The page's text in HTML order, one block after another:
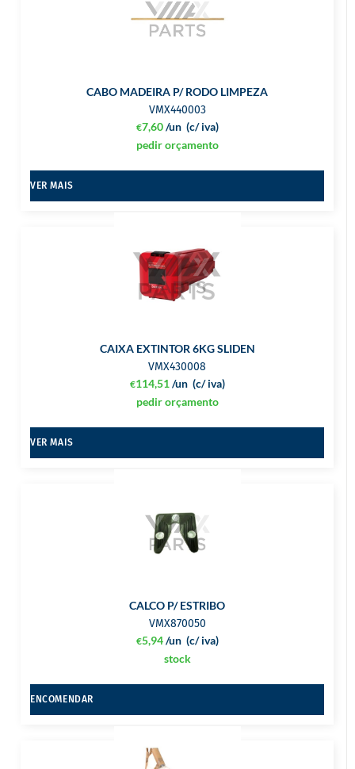
CABO MADEIRA P/ RODO LIMPEZA
VMX440003
€7,60 (c/ iva)
/un
pedir orçamento
VER MAIS
CAIXA EXTINTOR 6KG SLIDEN
VMX430008
€114,51 (c/ iva)
/un
pedir orçamento
VER MAIS
CALCO P/ ESTRIBO
VMX870050
€5,94 (c/ iva)
/un
stock
ENCOMENDAR